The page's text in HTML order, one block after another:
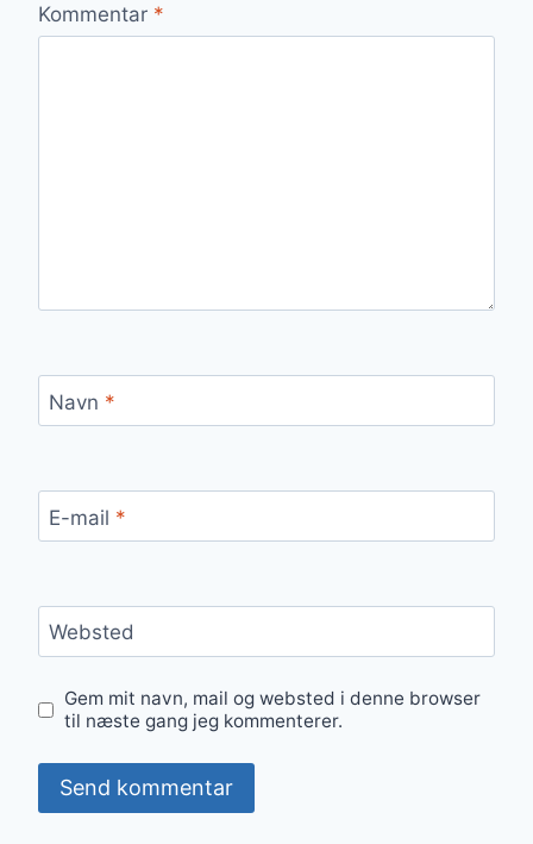
Kommentar *
Navn *
E-mail *
Websted
Gem mit navn, mail og websted i denne browser
til næste gang jeg kommenterer.